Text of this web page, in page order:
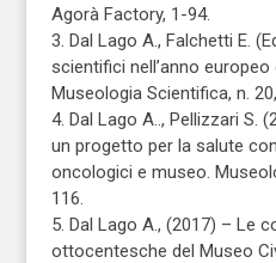
Agorà Factory, 1-94.
3. Dal Lago A., Falchetti E.
scientifici nell’anno
Museologia Scientifica, n.
4. Dal Lago A.., Pellizzari S.
un progetto per la salute
oncologici e museo.
116.
5. Dal Lago A., (2017) – Le
ottocentesche del Museo